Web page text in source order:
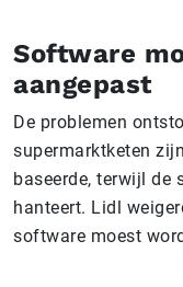
Software
aangepast
De problemen
supermarktketen
baseerde, terwijl de
hanteert. Lidl
software moest